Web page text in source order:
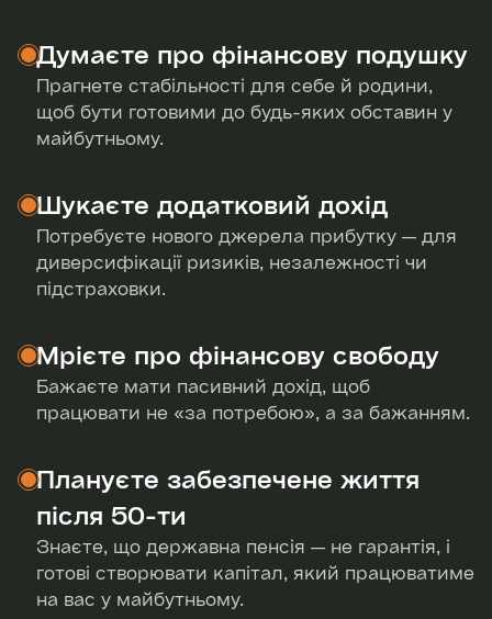
Блокчейн і криптовалюти
Думаєте про фінансову подушку
Прагнете стабільності для себе й родини,
щоб бути готовими до будь-яких обставин у
майбутньому.
Шукаєте додатковий дохід
Потребуєте нового джерела прибутку — для
диверсифікації ризиків, незалежності чи
підстраховки.
Мрієте про фінансову свободу
Бажаєте мати пасивний дохід, щоб
працювати не «за потребою», а за бажанням.
Плануєте забезпечене життя
після 50-ти
Знаєте, що державна пенсія — не гарантія, і
готові створювати капітал, який працюватиме
на вас у майбутньому.